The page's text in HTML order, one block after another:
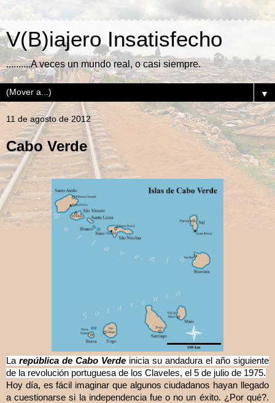
V(B)iajero Insatisfecho
..........A veces un mundo real, o casi siempre.
▼
11 de agosto de 2012
Cabo Verde
La república de Cabo Verde inicia su andadura el año siguiente
de la revolución portuguesa de los Claveles, el 5 de julio de 1975.
Hoy día, es fácil imaginar que algunos ciudadanos hayan llegado
a cuestionarse si la independencia fue o no un éxito. ¿Por qué?.